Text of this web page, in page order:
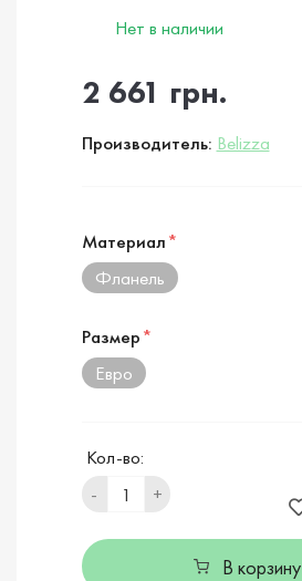
Нет в наличии
2 661 грн.
Производитель: Belizza
Материал*
Фланель
Размер*
Евро
Кол-во:
-
+
В корзину